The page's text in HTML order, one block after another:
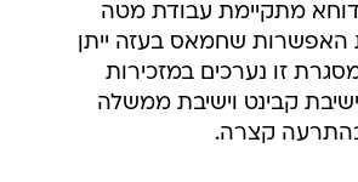
מתקיימת עבודת מטה
האפשרות שחמאס בעזה ייתן
זו נערכים במזכירות
קבינט וישיבת ממשלה
קצרה.